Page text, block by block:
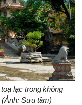
lạc trong không
(Ảnh: Sưu tầm)